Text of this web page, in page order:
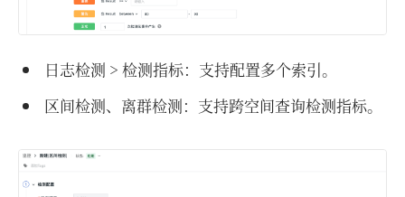
日志检测 > 检测指标：支持配置多个索引。
区间检测、离群检测：支持跨空间查询检测指标。